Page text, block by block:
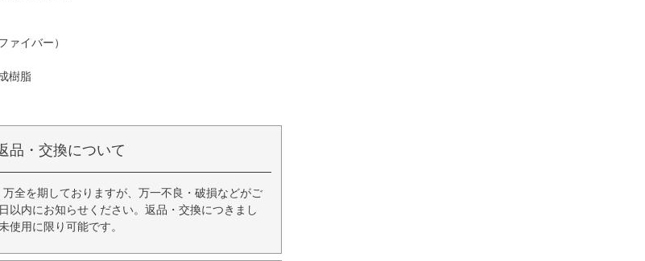
ァイバー）
樹脂
品・交換について
全を期しておりますが、万一不良・破損などがご
以内にお知らせください。返品・交換につきまし
使用に限り可能です。